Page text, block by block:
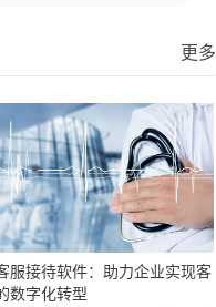
更多
服接待软件：助力企业实现客
数字化转型